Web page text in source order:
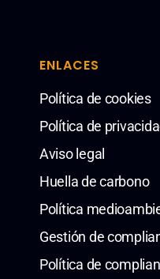
ENLACES
Política de cookies
Política de
Aviso legal
Huella de carbono
Política
Gestión de
Política de